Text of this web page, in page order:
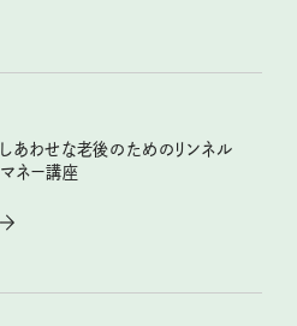
しあわせな老後のためのリンネル
マネー講座